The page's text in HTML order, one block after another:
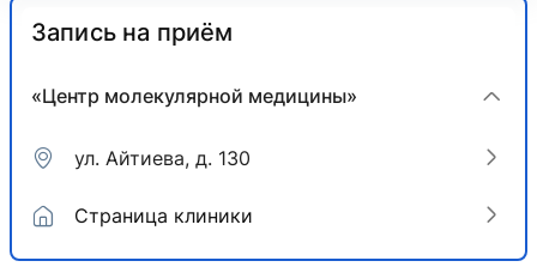
Запись на приём
«Центр молекулярной медицины»
ул. Айтиева, д. 130
Страница клиники